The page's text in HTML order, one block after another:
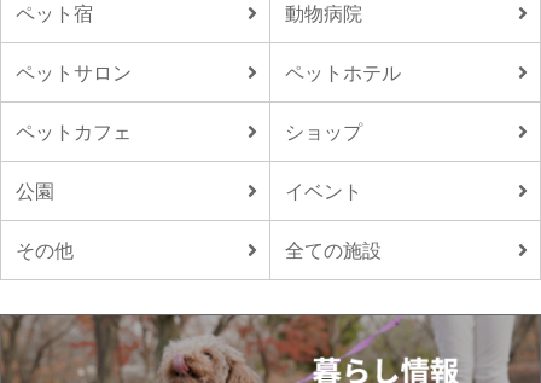
ペット宿 動物病院
ペットサロン ペットホテル
ペットカフェ ショップ
公園 イベント
その他 全ての施設